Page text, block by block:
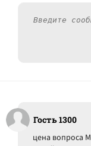
Гость 1300
цена вопроса